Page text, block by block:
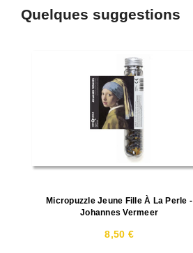
Quelques suggestions
Micropuzzle Jeune Fille À La Perle -
Johannes Vermeer
8,50 €